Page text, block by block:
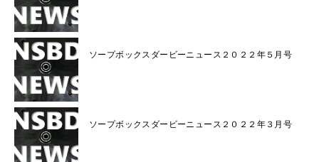
ソープボックスダービーニュース２０２２年５月号
ソープボックスダービーニュース２０２２年３月号